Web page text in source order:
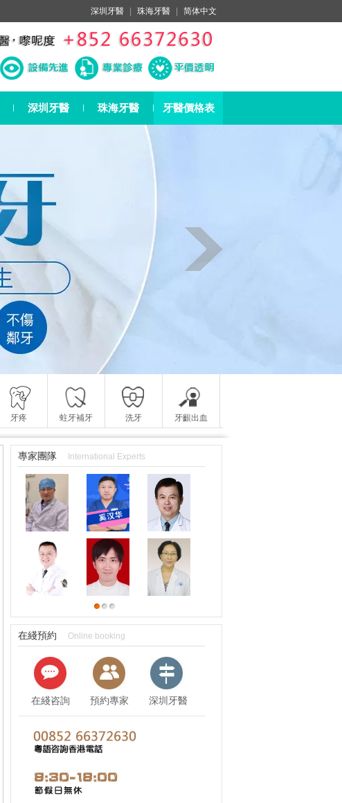
深圳牙醫 珠海牙醫 简体中文
深圳牙醫 珠海牙醫 牙醫價格表
牙疼 蛀牙補牙 洗牙 牙齦出血
專家團隊 International Experts
在綫預約 Online booking
在綫咨詢 預約專家
深圳牙醫